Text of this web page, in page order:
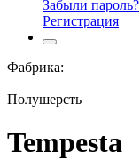
Забыли пароль?
Регистрация
Фабрика:
Полушерсть
Tempesta